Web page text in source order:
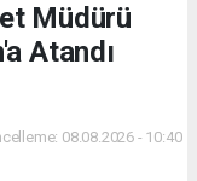
Müdürü
Atandı
08.08.2026 - 10:40